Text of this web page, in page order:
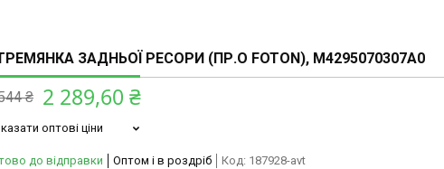
ЗАДНЬОЇ РЕСОРИ (ПР.О FOTON), M4295070307A0
₴ 2 289,60 ₴
оптові ціни
до відправки Оптом і в роздріб Код: 187928-avt